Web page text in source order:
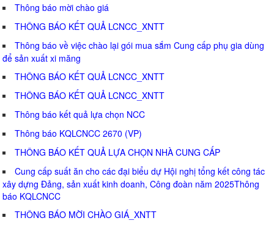
Thông báo mời chào giá
THÔNG BÁO KẾT QUẢ LCNCC_XNTT
Thông báo về việc chào lại gói mua sắm Cung cấp phụ gia dùng
để sản xuất xi măng
THÔNG BÁO KẾT QUẢ LCNCC_XNTT
THÔNG BÁO KẾT QUẢ LCNCC_XNTT
Thông báo kết quả lựa chọn NCC
Thông báo KQLCNCC 2670 (VP)
THÔNG BÁO KẾT QUẢ LỰA CHỌN NHÀ CUNG CẤP
Cung cấp suất ăn cho các đại biểu dự Hội nghị tổng kết công tác
xây dựng Đảng, sản xuất kinh doanh, Công đoàn năm 2025Thông
báo KQLCNCC
THÔNG BÁO MỜI CHÀO GIÁ_XNTT